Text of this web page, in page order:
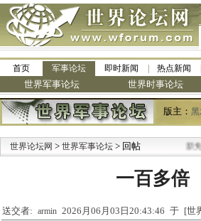
首页 军事论坛 即时新闻 热点新闻
世界军事论坛 世界时事论坛
版主： 黑
世界论坛网 > 世界军事论坛 > 回帖 九阳全新免
一百多倍
送交者: armin 2026月06月03日20:43:46 于 [世